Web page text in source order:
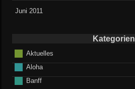
Juni 2011
Kategorien
Aktuelles
Aloha
Banff